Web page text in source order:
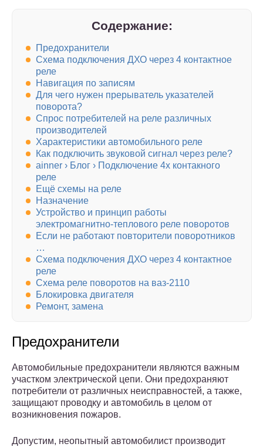
Содержание:
Предохранители
Схема подключения ДХО через 4 контактное
реле
Навигация по записям
Для чего нужен прерыватель указателей
поворота?
Спрос потребителей на реле различных
производителей
Характеристики автомобильного реле
Как подключить звуковой сигнал через реле?
ainner › Блог › Подключение 4х контакного
реле
Ещё схемы на реле
Назначение
Устройство и принцип работы
электромагнитно-теплового реле поворотов
Если не работают повторители поворотников
…
Схема подключения ДХО через 4 контактное
реле
Схема реле поворотов на ваз-2110
Блокировка двигателя
Ремонт, замена
Предохранители
Автомобильные предохранители являются важным
участком электрической цепи. Они предохраняют
потребители от различных неисправностей, а также,
защищают проводку и автомобиль в целом от
возникновения пожаров.
Допустим, неопытный автомобилист производит